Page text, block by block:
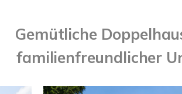
Gemütliche
familienfreundlicher